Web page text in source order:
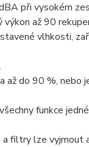
při vysokém
až 90
vlhkosti,
do 90 %, nebo
funkce
a filtry lze vyjmout